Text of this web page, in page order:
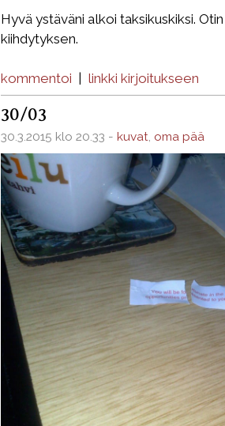
Hyvä ystäväni alkoi taksikuskiksi.
kiihdytyksen.
kommentoi linkki kirjoitukseen
30/03
30.3.2015 klo 20.33 - kuvat, oma pää